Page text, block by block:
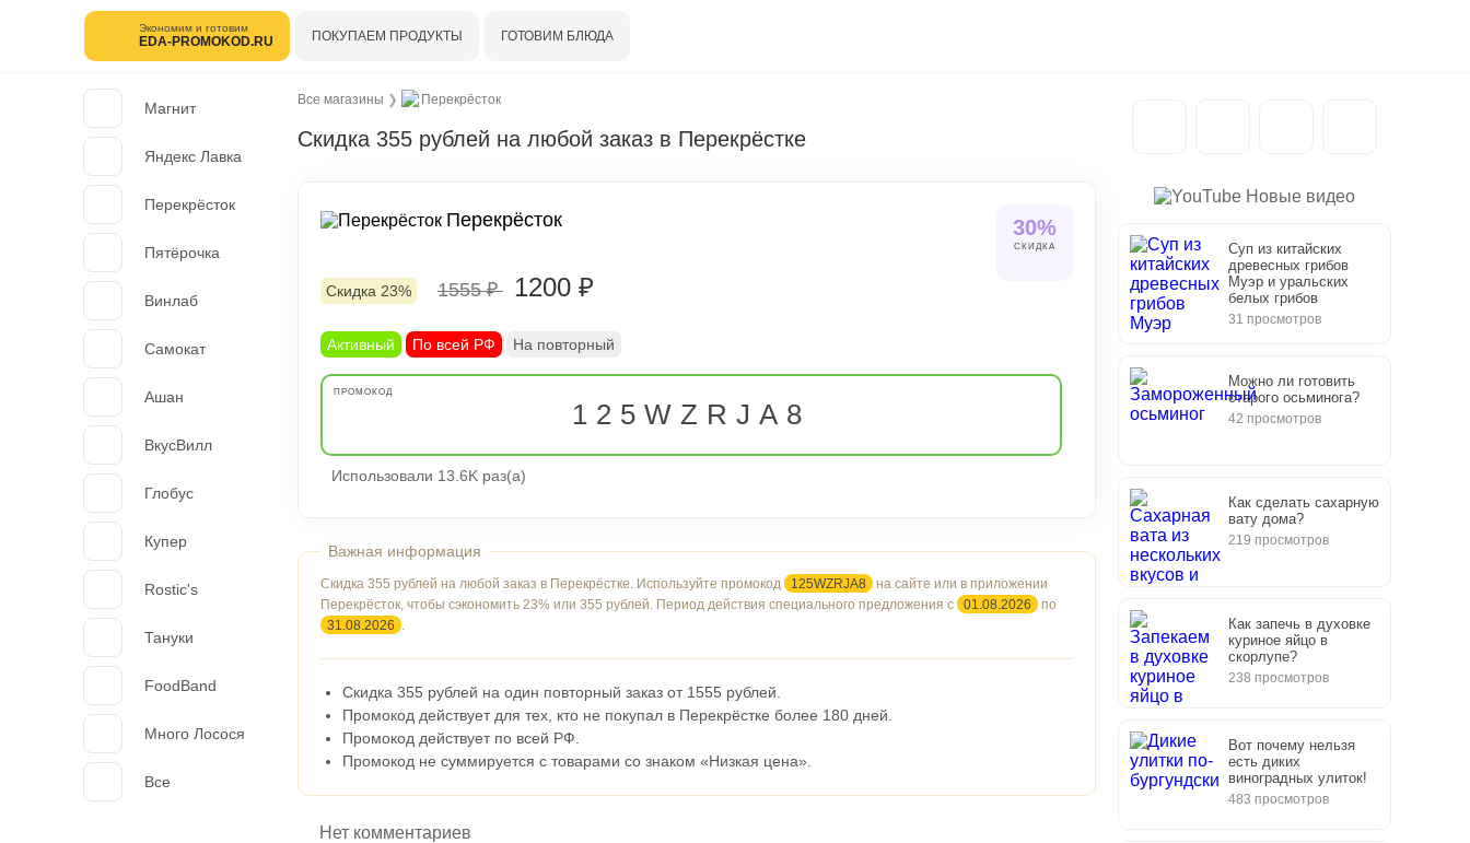
Экономим и готовим
EDA-PROMOKOD.RU ПОКУПАЕМ ПРОДУКТЫ ГОТОВИМ БЛЮДА
Магнит
Яндекс Лавка
Перекрёсток
Пятёрочка
Винлаб
Самокат
Ашан
ВкусВилл
Глобус
Купер
Rostic's
Тануки
FoodBand
Много Лосося
Все
Все магазины ❯ Перекрёсток
Скидка 355 рублей на любой заказ в Перекрёстке
Перекрёсток 30%
СКИДКА
Скидка 23% 1555 ₽ 1200 ₽
Активный По всей РФ На повторный
125WZRJA8
Использовали 13.6K раз(а)
Скидка 355 рублей на любой заказ в Перекрёстке. Используйте промокод 125WZRJA8
на сайте или в приложении
Перекрёсток, чтобы сэкономить 23% или 355 рублей. Период действия специального предложения с
01.08.2026
по
31.08.2026 .
Скидка 355 рублей на один повторный заказ от 1555 рублей.
Промокод действует для тех, кто не покупал в Перекрёстке более 180 дней.
Промокод действует по всей РФ.
Промокод не суммируется с товарами со знаком «Низкая цена».
Нет комментариев
Новые видео
Суп из китайских
древесных грибов
Муэр и уральских
белых грибов
31 просмотров
Можно ли готовить
старого осьминога?
42 просмотров
Как сделать сахарную
вату дома?
219 просмотров
Как запечь в духовке
куриное яйцо в
скорлупе?
238 просмотров
Вот почему нельзя
есть диких
виноградных улиток!
483 просмотров